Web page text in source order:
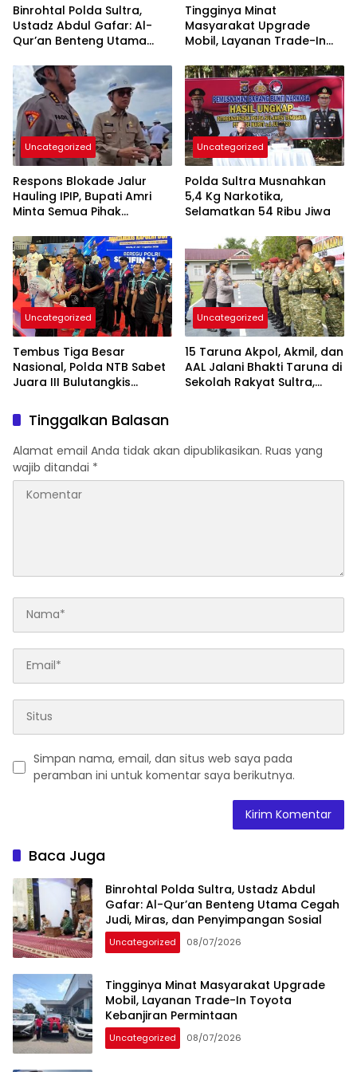
Binrohtal Polda Sultra,
Ustadz Abdul Gafar: Al-
Qur’an Benteng Utama
Penyimpangan Sosial
Tingginya Minat
Masyarakat Upgrade
Mobil, Layanan Trade-In
Permintaan
Uncategorized
Respons Blokade Jalur
Hauling IPIP, Bupati Amri
Minta Semua Pihak
Kepastian Hukum
Uncategorized
Polda Sultra Musnahkan
5,4 Kg Narkotika,
Selamatkan 54 Ribu Jiwa
Uncategorized
Tembus Tiga Besar
Nasional, Polda NTB Sabet
Juara III Bulutangkis
Uncategorized
15 Taruna Akpol, Akmil, dan
AAL Jalani Bhakti Taruna di
Sekolah Rakyat Sultra,
Tinggalkan Balasan
Alamat email Anda tidak akan dipublikasikan. Ruas yang
wajib ditandai *
Simpan nama, email, dan situs web saya pada
peramban ini untuk komentar saya berikutnya.
Baca Juga
Binrohtal Polda Sultra, Ustadz Abdul
Gafar: Al-Qur’an Benteng Utama Cegah
Judi, Miras, dan Penyimpangan Sosial
Uncategorized 08/07/2026
Tingginya Minat Masyarakat Upgrade
Mobil, Layanan Trade-In Toyota
Kebanjiran Permintaan
Uncategorized 08/07/2026